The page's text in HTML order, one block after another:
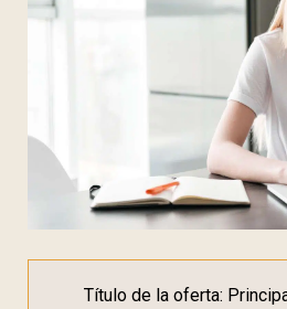
Título de la oferta: